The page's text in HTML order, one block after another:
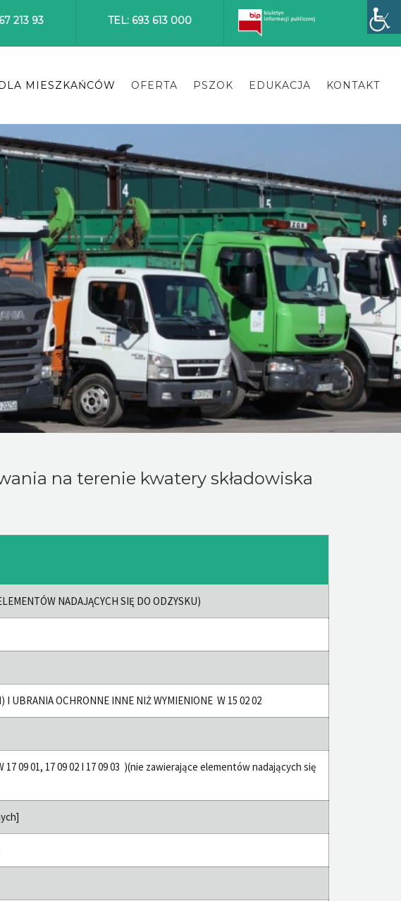
213 93 TEL: 693 613 000
MIESZKAŃCÓW OFERTA PSZOK EDUKACJA KONTAKT
na terenie kwatery składowiska
NADAJĄCYCH SIĘ DO ODZYSKU)
I UBRANIA OCHRONNE INNE NIŻ WYMIENIONE W 15 02 02
17 09 01, 17 09 02 I 17 09 03 )(nie zawierające elementów nadających się